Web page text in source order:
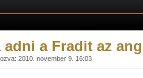
adni a Fradit az
2010. november 9. 16:03